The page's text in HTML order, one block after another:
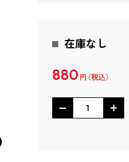
在庫なし
880 円